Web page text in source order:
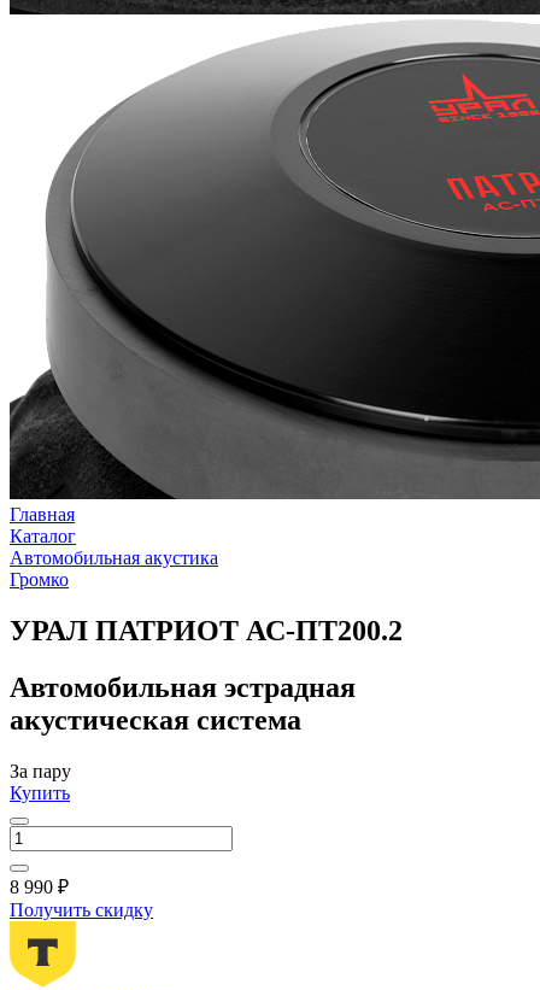
Главная
Каталог
Автомобильная акустика
Громко
УРАЛ ПАТРИОТ АС-ПТ200.2
Автомобильная эстрадная
акустическая система
За пару
Купить
8 990 ₽
Получить скидку